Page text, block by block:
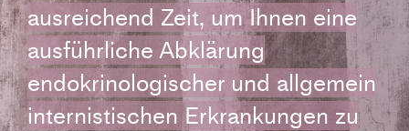
ausreichend Zeit, um Ihnen eine
ausführliche Abklärung
endokrinologischer und allgemein
internistischen Erkrankungen zu